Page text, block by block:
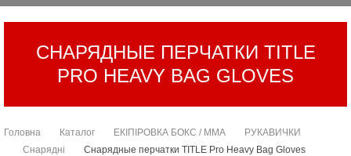
СНАРЯДНЫЕ ПЕРЧАТКИ TITLE
PRO HEAVY BAG GLOVES
Головна Каталог ЕКІПІРОВКА БОКС / ММА
РУКАВИЧКИ
Снарядні
Снарядные перчатки TITLE Pro Heavy Bag Gloves